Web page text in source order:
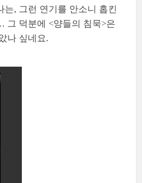
, 그런 연기를 안소니 홉킨
그 덕분에 <양들의 침묵>은
나 싶네요.